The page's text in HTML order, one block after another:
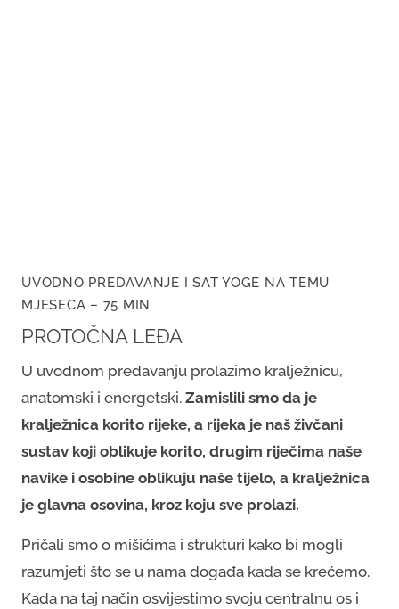
UVODNO PREDAVANJE I SAT YOGE NA TEMU
MJESECA – 75 MIN
PROTOČNA LEĐA
U uvodnom predavanju prolazimo kralježnicu,
anatomski i energetski. Zamislili smo da je
kralježnica korito rijeke, a rijeka je naš živčani
sustav koji oblikuje korito, drugim riječima naše
navike i osobine oblikuju naše tijelo, a kralježnica
je glavna osovina, kroz koju sve prolazi.
Pričali smo o mišićima i strukturi kako bi mogli
razumjeti što se u nama događa kada se krećemo.
Kada na taj način osvijestimo svoju centralnu os i